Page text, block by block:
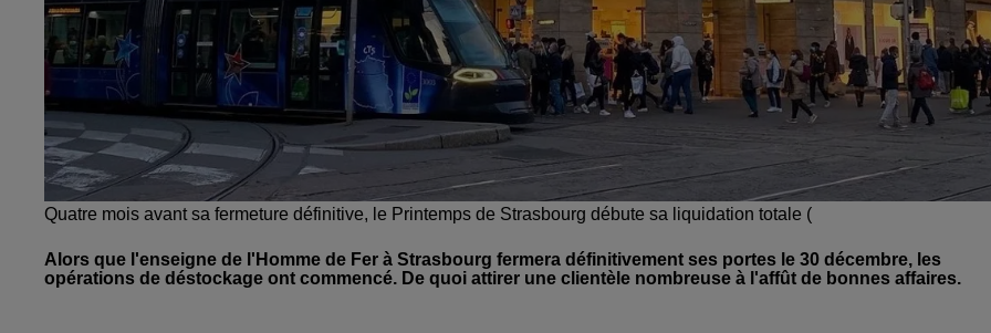
Quatre mois avant sa fermeture définitive, le Printemps de Strasbourg débute sa liquidation totale (
Alors que l'enseigne de l'Homme de Fer à Strasbourg fermera définitivement ses portes le 30 décembre, les
opérations de déstockage ont commencé. De quoi attirer une clientèle nombreuse à l'affût de bonnes affaires.